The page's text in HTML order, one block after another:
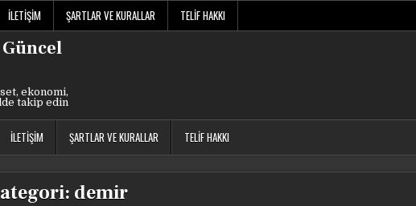
İLETIŞIM ŞARTLAR VE KURALLAR TELIF HAKKI
ekonomi,
takip edin
İLETIŞIM ŞARTLAR VE KURALLAR TELIF HAKKI
demir